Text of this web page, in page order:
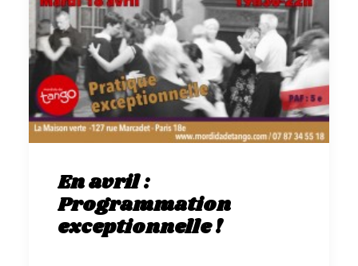
En avril :
Programmation
exceptionnelle !